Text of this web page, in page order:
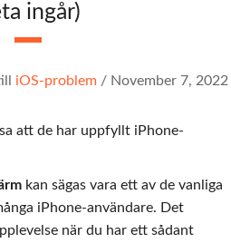
ingår)
iOS-problem / November 7, 2022
att de har uppfyllt iPhone-
kan sägas vara ett av de vanliga
iPhone-användare. Det
när du har ett sådant